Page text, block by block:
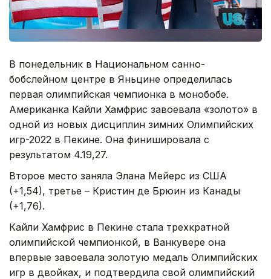
В понедельник в Национальном санно-
бобслейном центре в Яньцине определилась
первая олимпийская чемпионка в монобобе.
Американка Кайли Хамфрис завоевала «золото» в
одной из новых дисциплин зимних Олимпийских
игр-2022 в Пекине. Она финишировала с
результатом 4.19,27.
Второе место заняла Элана Мейерс из США
(+1,54), третье – Кристин де Брюин из Канады
(+1,76).
Кайли Хамфрис в Пекине стала трехкратной
олимпийской чемпионкой, в Ванкувере она
впервые завоевала золотую медаль Олимпийских
игр в двойках, и подтвердила свой олимпийский